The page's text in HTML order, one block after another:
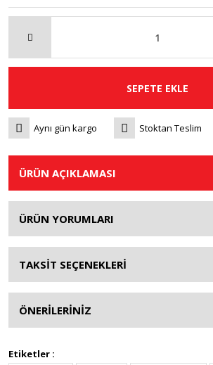
SEPETE EKLE
Aynı gün kargo Stoktan Teslim
ÜRÜN AÇIKLAMASI
ÜRÜN YORUMLARI
TAKSİT SEÇENEKLERİ
ÖNERİLERİNİZ
Etiketler :